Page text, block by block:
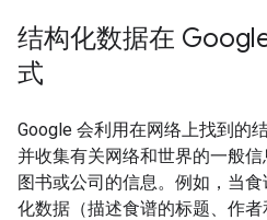
结构化数据在
式
Google 会利用在网络上找到的
并收集有关网络和世界的一般信
图书或公司的信息。例如，当
化数据（描述食谱的标题、作